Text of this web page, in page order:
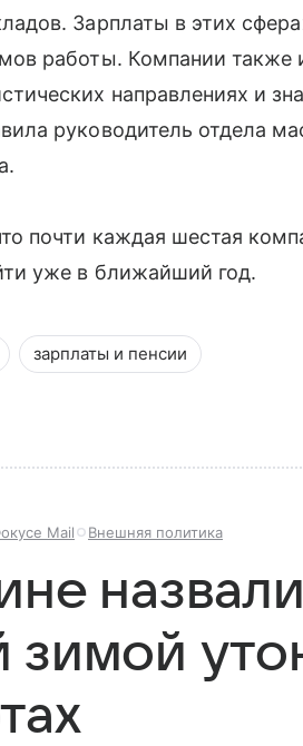
Зарплаты в этих
работы. Компании также
направлениях и
руководитель отдела
почти каждая шестая
уже в ближайший год.
зарплаты и пенсии
Mail Внешняя политика
зимой